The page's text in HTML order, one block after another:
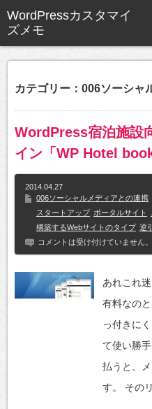
WordPressカスタマイ
ズメモ
カテゴリー：006ソーシャ
WordPress宿泊施設
イン「WP Hotel
2014.04.27
006ソーシャルメディアとの連携
スタートアップ ポータルサイト
構築するWebサイトのタイプ 逆
コメントは受け付けていません。
あれこれ
有料なの
っ付きに
て使い勝
払うと、
す。 その